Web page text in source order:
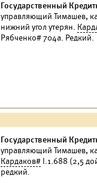
Государственный
управляющий Тимашев,
нижний угол утерян.
Рябченко# 704а. Редкий.
Государственный
управляющий Тимашев,
Кардаков# I.1.688 (2,5
редкий.